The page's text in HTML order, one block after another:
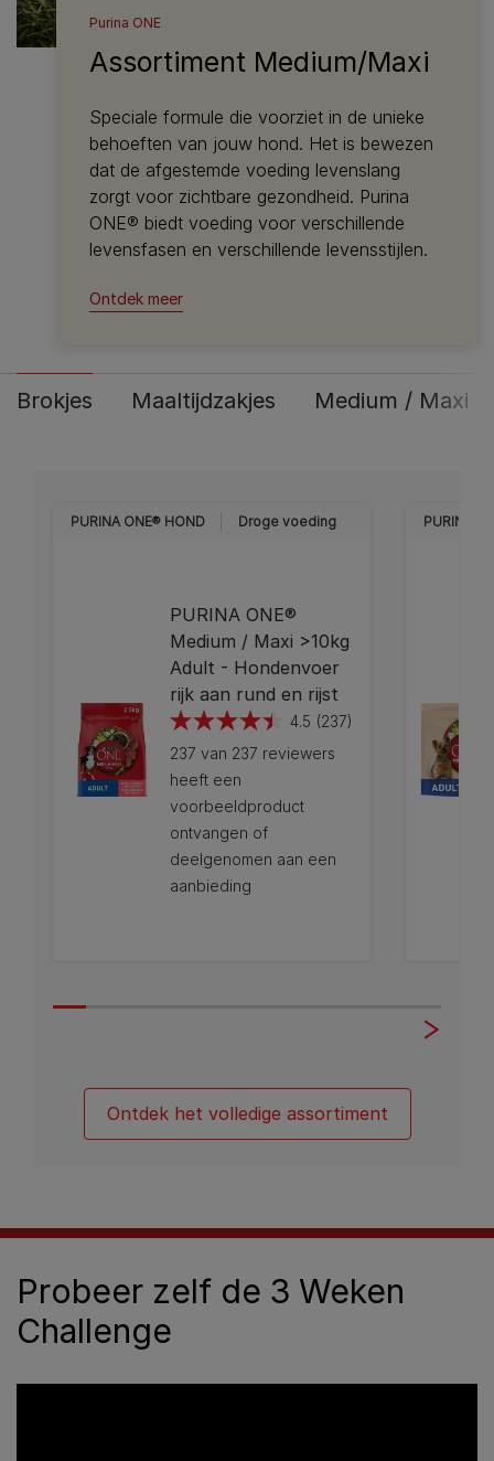
Purina ONE
Assortiment Medium/Maxi
Speciale formule die voorziet in de unieke
behoeften van jouw hond. Het is bewezen
dat de afgestemde voeding levenslang
zorgt voor zichtbare gezondheid. Purina
ONE® biedt voeding voor verschillende
levensfasen en verschillende levensstijlen.
Ontdek meer
Brokjes Maaltijdzakjes Medium / Maxi >
PURINA ONE®​ HOND Droge voeding
PURINA ONE®
Medium / Maxi >10kg
Adult - Hondenvoer
rijk aan rund en rijst
4.5 (237)
4.5
van
de
5
sterren.
237
beoordelingen
237 van 237 reviewers
heeft een
voorbeeldproduct
ontvangen of
deelgenomen aan een
aanbieding
PURINA
Ontdek het volledige assortiment
Probeer zelf de 3 Weken
Challenge